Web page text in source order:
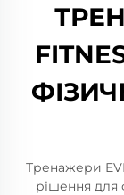
Тренажери
рішення для